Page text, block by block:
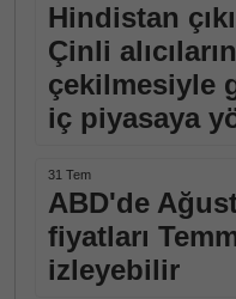
Hindistan
Çinli
çekilmesiyle
iç piyasaya
31 Tem
ABD'de
fiyatları
izleyebilir